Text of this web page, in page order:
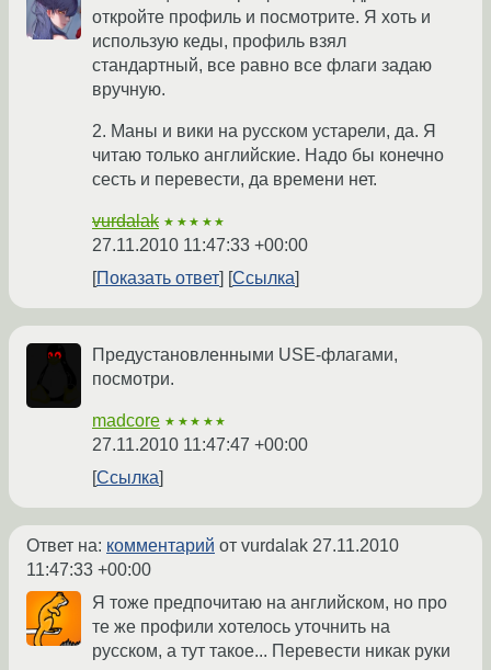
откройте профиль и посмотрите. Я хоть и
использую кеды, профиль взял
стандартный, все равно все флаги задаю
вручную.
2. Маны и вики на русском устарели, да. Я
читаю только английские. Надо бы конечно
сесть и перевести, да времени нет.
vurdalak ★★★★★
27.11.2010 11:47:33 +00:00
Показать ответ
Ссылка
Предустановленными USE-флагами,
посмотри.
madcore ★★★★★
27.11.2010 11:47:47 +00:00
Ссылка
Ответ на: комментарий от vurdalak 27.11.2010
11:47:33 +00:00
Я тоже предпочитаю на английском, но про
те же профили хотелось уточнить на
русском, а тут такое... Перевести никак руки